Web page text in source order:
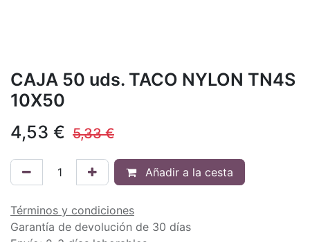
CAJA 50 uds. TACO NYLON TN4S
10X50
4,53 € 5,33€
Añadir a la cesta
Términos y condiciones
Garantía de devolución de 30 días